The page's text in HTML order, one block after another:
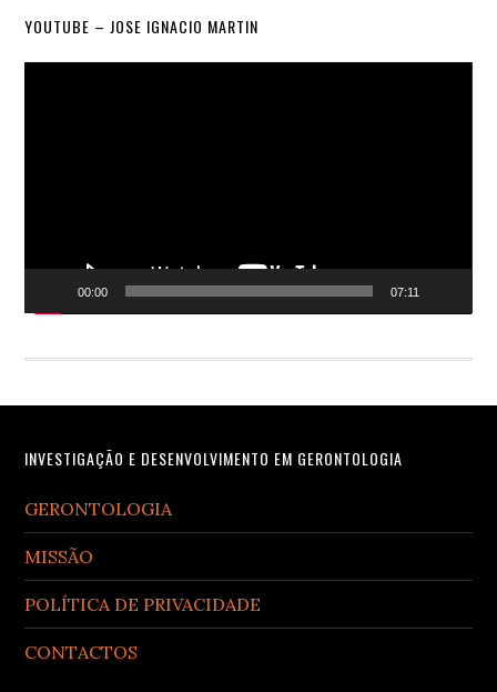
YOUTUBE – JOSE IGNACIO MARTIN
00:00 07:11
Footer
INVESTIGAÇÃO E DESENVOLVIMENTO EM GERONTOLOGIA
GERONTOLOGIA
MISSÃO
POLÍTICA DE PRIVACIDADE
CONTACTOS